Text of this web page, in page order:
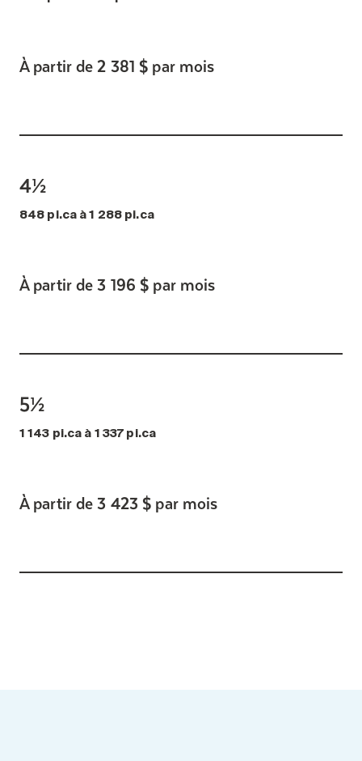
À partir de 2 381 $ par mois
4½
848 pi.ca à 1 288 pi.ca
À partir de 3 196 $ par mois
5½
1 143 pi.ca à 1 337 pi.ca
À partir de 3 423 $ par mois